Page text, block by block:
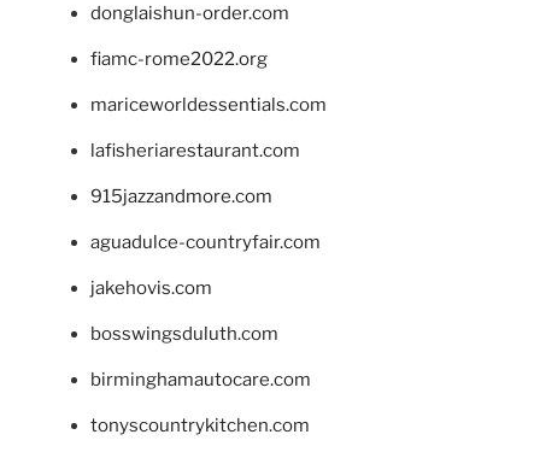
donglaishun-order.com
fiamc-rome2022.org
mariceworldessentials.com
lafisheriarestaurant.com
915jazzandmore.com
aguadulce-countryfair.com
jakehovis.com
bosswingsduluth.com
birminghamautocare.com
tonyscountrykitchen.com